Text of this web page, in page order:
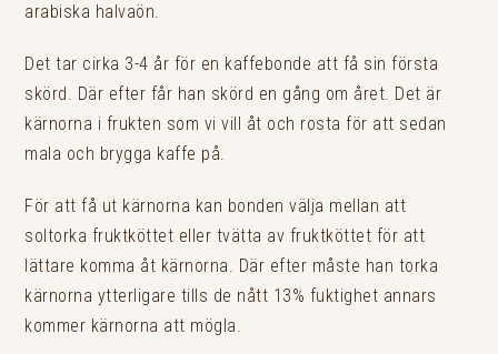
arabiska halvaön.
Det tar cirka 3-4 år för en kaffebonde att få sin första
skörd. Där efter får han skörd en gång om året. Det är
kärnorna i frukten som vi vill åt och rosta för att sedan
mala och brygga kaffe på.
För att få ut kärnorna kan bonden välja mellan att
soltorka fruktköttet eller tvätta av fruktköttet för att
lättare komma åt kärnorna. Där efter måste han torka
kärnorna ytterligare tills de nått 13% fuktighet annars
kommer kärnorna att mögla.